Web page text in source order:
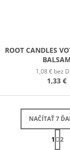
ROOT CANDLES
BALSAM
1,08 € bez
1,33 €
O
NAČÍTAŤ 7
S
T
R
1
2